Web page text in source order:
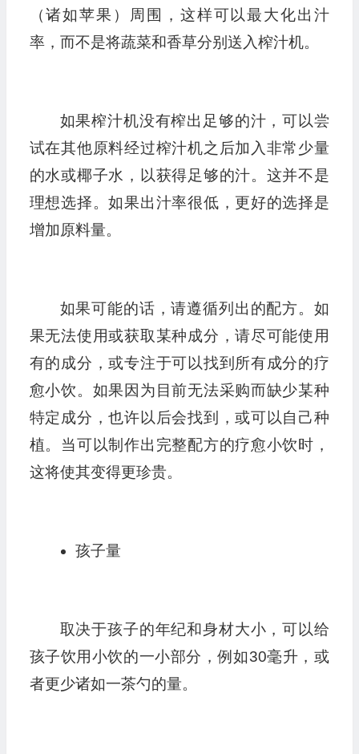
（诸如苹果）周围，这样可以最大化出汁
率，而不是将蔬菜和香草分别送入榨汁机。
如果榨汁机没有榨出足够的汁，可以尝
试在其他原料经过榨汁机之后加入非常少量
的水或椰子水，以获得足够的汁。这并不是
理想选择。如果出汁率很低，更好的选择是
增加原料量。
如果可能的话，请遵循列出的配方。如
果无法使用或获取某种成分，请尽可能使用
有的成分，或专注于可以找到所有成分的疗
愈小饮。如果因为目前无法采购而缺少某种
特定成分，也许以后会找到，或可以自己种
植。当可以制作出完整配方的疗愈小饮时，
这将使其变得更珍贵。
孩子量
取决于孩子的年纪和身材大小，可以给
孩子饮用小饮的一小部分，例如30毫升，或
者更少诸如一茶勺的量。